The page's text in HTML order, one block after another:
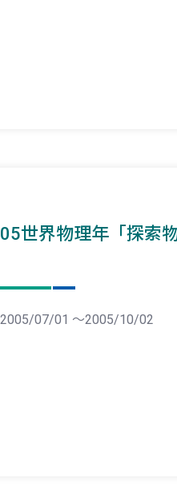
世界物理年「探索
07/01 ～2005/10/02